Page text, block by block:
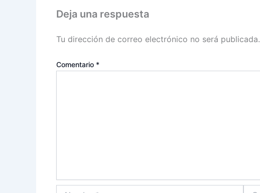
Deja una respuesta
Tu dirección de correo electrónico no será publicada.
Comentario *